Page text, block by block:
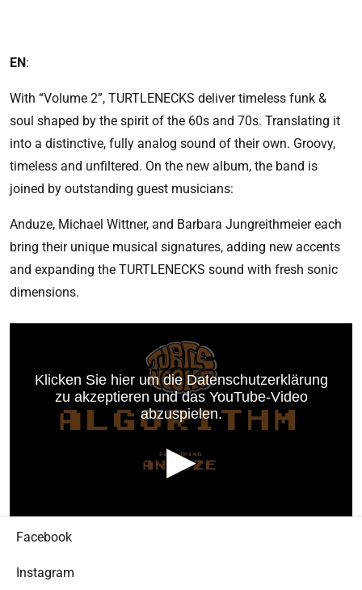
EN:
With “Volume 2”, TURTLENECKS deliver timeless funk &
soul shaped by the spirit of the 60s and 70s. Translating it
into a distinctive, fully analog sound of their own. Groovy,
timeless and unfiltered. On the new album, the band is
joined by outstanding guest musicians:
Anduze, Michael Wittner, and Barbara Jungreithmeier each
bring their unique musical signatures, adding new accents
and expanding the TURTLENECKS sound with fresh sonic
dimensions.
Facebook
Instagram